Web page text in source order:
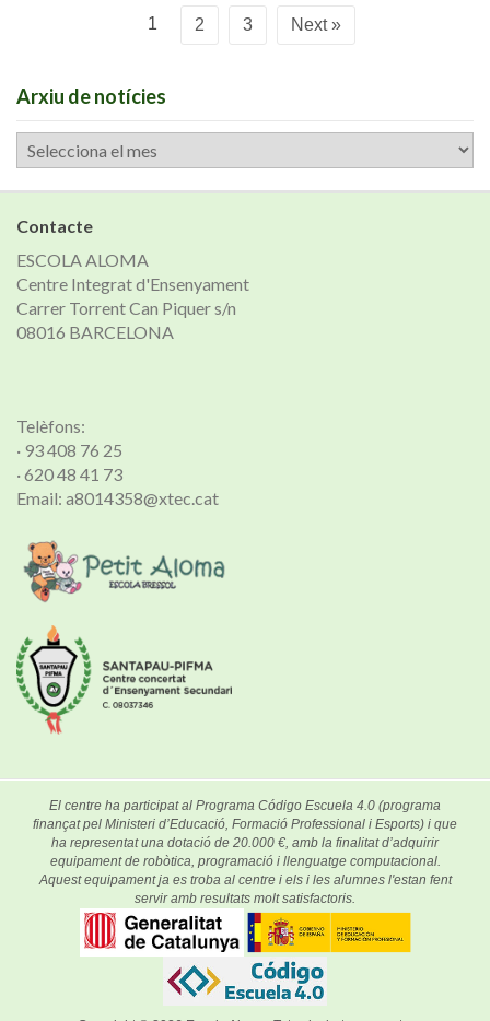
1 2 3 Next »
Arxiu de notícies
Arxiu
de
notícies
Contacte
ESCOLA ALOMA
Centre Integrat d'Ensenyament
Carrer Torrent Can Piquer s/n
08016 BARCELONA
Telèfons:
· 93 408 76 25
· 620 48 41 73
Email: a8014358@xtec.cat
El centre ha participat al Programa Código Escuela 4.0 (programa
finançat pel Ministeri d’Educació, Formació Professional i Esports) i que
ha representat una dotació de 20.000 €, amb la finalitat d’adquirir
equipament de robòtica, programació i llenguatge computacional.
Aquest equipament ja es troba al centre i els i les alumnes l'estan fent
servir amb resultats molt satisfactoris.